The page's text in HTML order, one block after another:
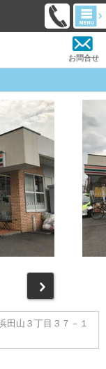
お問合せ
田山３丁目３７－１